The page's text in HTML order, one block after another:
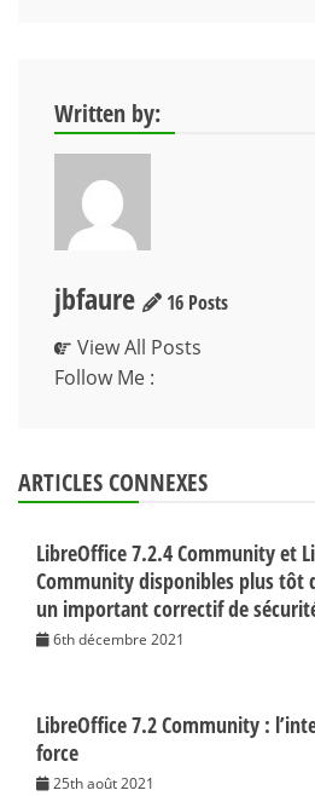
Written by:
jbfaure
16 Posts
View All Posts
Follow Me :
ARTICLES CONNEXES
LibreOffice 7.2.4 Community et
Community disponibles plus tôt
un important correctif de
6th décembre 2021
LibreOffice 7.2 Community :
force
25th août 2021